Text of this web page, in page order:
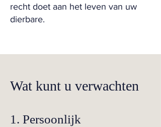
recht doet aan het leven van uw
dierbare.
Wat kunt u verwachten
1. Persoonlijk